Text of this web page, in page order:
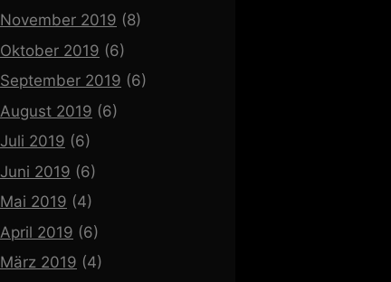
November 2019 (8)
Oktober 2019 (6)
September 2019 (6)
August 2019 (6)
Juli 2019 (6)
Juni 2019 (6)
Mai 2019 (4)
April 2019 (6)
März 2019 (4)